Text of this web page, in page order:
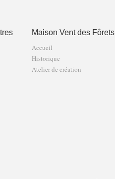
Maison Vent des Fôrets
Accueil
Historique
Atelier de création